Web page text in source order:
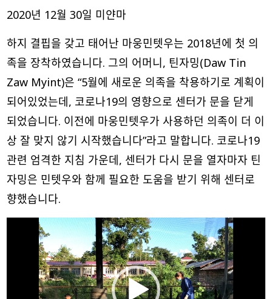
2020년 12월 30일 미얀마
하지 결핍을 갖고 태어난 마웅민텟우는 2018년에 첫 의
족을 장착하였습니다. 그의 어머니, 틴자밍(Daw Tin
Zaw Myint)은 “5월에 새로운 의족을 착용하기로 계획이
되어있었는데, 코로나19의 영향으로 센터가 문을 닫게
되었습니다. 이전에 마웅민텟우가 사용하던 의족이 더 이
상 잘 맞지 않기 시작했습니다”라고 말합니다. 코로나19
관련 엄격한 지침 가운데, 센터가 다시 문을 열자마자 틴
자밍은 민텟우와 함께 필요한 도움을 받기 위해 센터로
향했습니다.